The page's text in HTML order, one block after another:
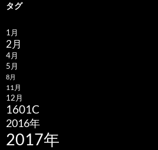
タグ
1月
2月
4月
5月
8月
11月
12月
1601C
2016年
2017年